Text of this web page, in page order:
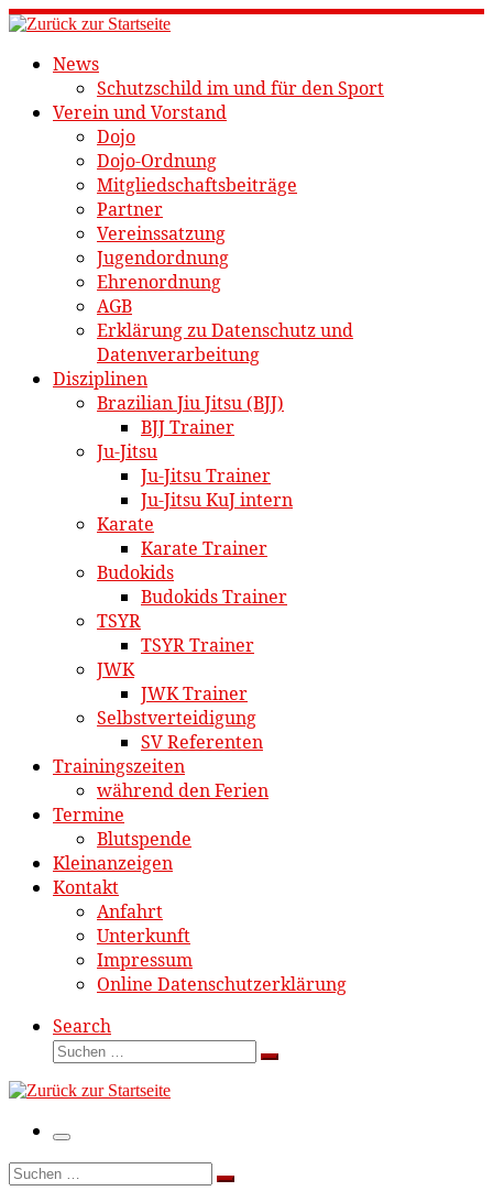
Zum
springen
News
Schutzschild im und für den Sport
Verein und Vorstand
Dojo
Dojo-Ordnung
Mitgliedschaftsbeiträge
Partner
Vereinssatzung
Jugendordnung
Ehrenordnung
AGB
Erklärung zu Datenschutz und
Datenverarbeitung
Disziplinen
Brazilian Jiu Jitsu (BJJ)
BJJ Trainer
Ju-Jitsu
Ju-Jitsu Trainer
Ju-Jitsu KuJ intern
Karate
Karate Trainer
Budokids
Budokids Trainer
TSYR
TSYR Trainer
JWK
JWK Trainer
Selbstverteidigung
SV Referenten
Trainingszeiten
während den Ferien
Termine
Blutspende
Kleinanzeigen
Kontakt
Anfahrt
Unterkunft
Impressum
Online Datenschutzerklärung
Search
Suche
Suchen …
Menü
Suche
Suchen …